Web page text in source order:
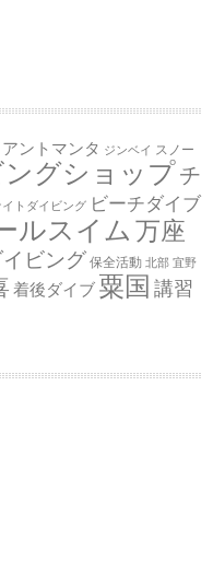
ントマンタ ジンベイ
スノー
ングショップチ
イトダイビング ビーチダイブ
ルスイム 万座
ビング 保全活動 北部 宜野
着後ダイブ 粟国 講習